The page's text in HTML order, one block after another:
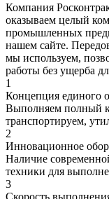
Компания
оказываем целый
промышленных
нашем сайте.
мы используем,
работы без ущерба
1
Концепция единого
Выполняем полный
транспортируем,
2
Инновационное
Наличие
техники для
3
Скорость